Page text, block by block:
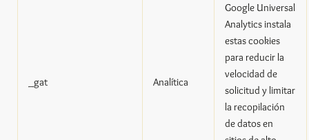
_gat Analítica
Google Universal
Analytics instala
estas cookies
para reducir la
velocidad de
solicitud y limitar
la recopilación
de datos en